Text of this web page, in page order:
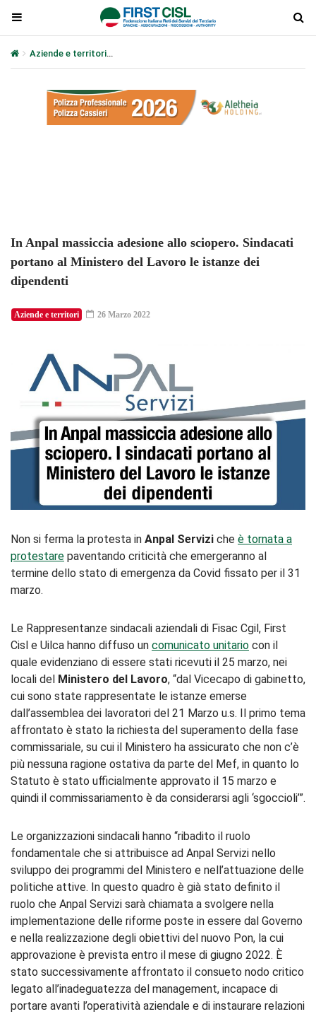
Aziende e territori
In Anpal massiccia adesione allo sciopero. Sindacati
portano al Ministero del Lavoro le istanze dei
dipendenti
Aziende e territori 26 Marzo 2022
Non si ferma la protesta in Anpal Servizi che è tornata a
protestare paventando criticità che emergeranno al
termine dello stato di emergenza da Covid fissato per il 31
marzo.
Le Rappresentanze sindacali aziendali di Fisac Cgil, First
Cisl e Uilca hanno diffuso un comunicato unitario con il
quale evidenziano di essere stati ricevuti il 25 marzo, nei
locali del Ministero del Lavoro, “dal Vicecapo di gabinetto,
cui sono state rappresentate le istanze emerse
dall’assemblea dei lavoratori del 21 Marzo u.s. Il primo tema
affrontato è stato la richiesta del superamento della fase
commissariale, su cui il Ministero ha assicurato che non c’è
più nessuna ragione ostativa da parte del Mef, in quanto lo
Statuto è stato ufficialmente approvato il 15 marzo e
quindi il commissariamento è da considerarsi agli ‘sgoccioli’”.
Le organizzazioni sindacali hanno “ribadito il ruolo
fondamentale che si attribuisce ad Anpal Servizi nello
sviluppo dei programmi del Ministero e nell’attuazione delle
politiche attive. In questo quadro è già stato definito il
ruolo che Anpal Servizi sarà chiamata a svolgere nella
implementazione delle riforme poste in essere dal Governo
e nella realizzazione degli obiettivi del nuovo Pon, la cui
approvazione è prevista entro il mese di giugno 2022. È
stato successivamente affrontato il consueto nodo critico
legato all’inadeguatezza del management, incapace di
portare avanti l’operatività aziendale e di instaurare relazioni